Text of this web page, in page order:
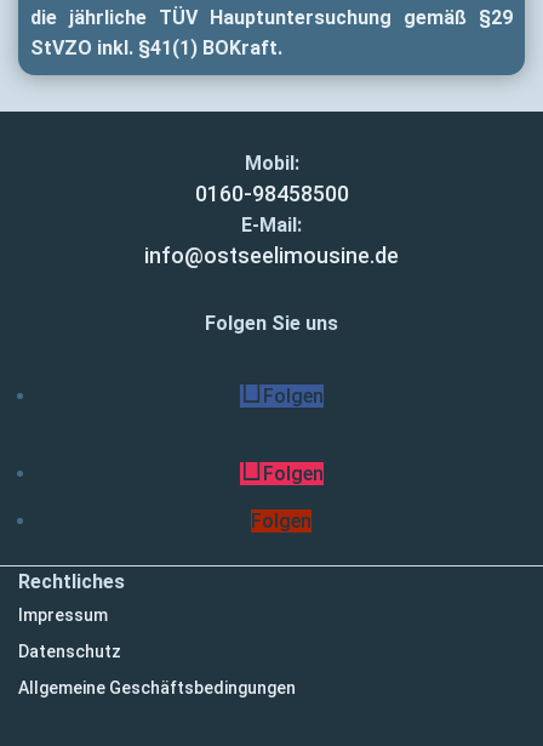
die jährliche TÜV Haupt­untersuchung gemäß §29
StVZO inkl. §41(1) BOKraft.
Mobil:
0160-98458500
E-Mail:
info@ostseelimousine.de
Folgen Sie uns
Folgen
Folgen
Folgen
Rechtliches
Impressum
Datenschutz
Allgemeine Geschäftsbedingungen